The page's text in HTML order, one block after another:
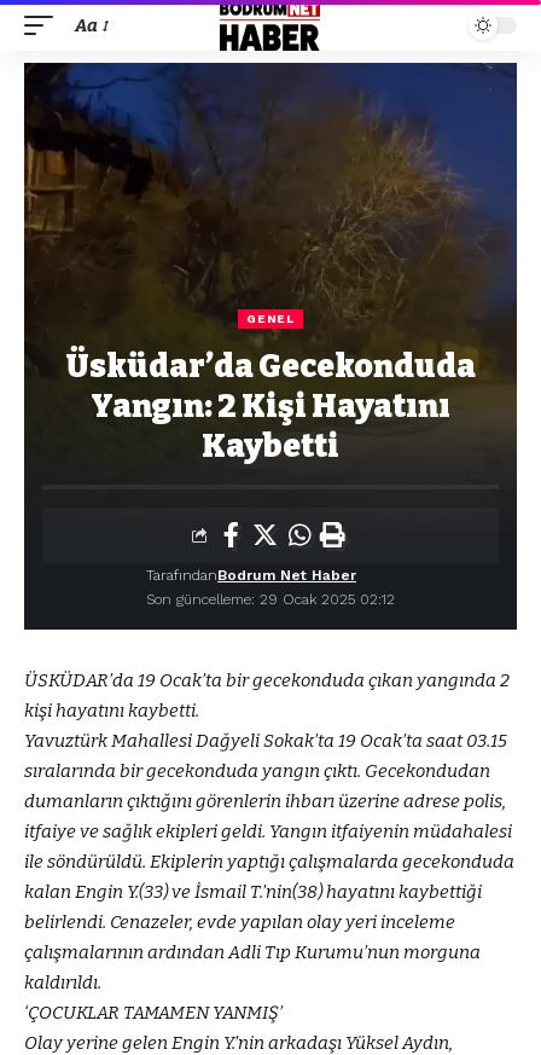
Aa
GENEL
Üsküdar’da Gecekonduda
Yangın: 2 Kişi Hayatını
Kaybetti
Son güncelleme: 29 Ocak 2025 02:12
TarafındanBodrum Net Haber
ÜSKÜDAR’da 19 Ocak’ta bir gecekonduda çıkan yangında 2
kişi hayatını kaybetti.
Yavuztürk Mahallesi Dağyeli Sokak’ta 19 Ocak’ta saat 03.15
sıralarında bir gecekonduda yangın çıktı. Gecekondudan
dumanların çıktığını görenlerin ihbarı üzerine adrese polis,
itfaiye ve sağlık ekipleri geldi. Yangın itfaiyenin müdahalesi
ile söndürüldü. Ekiplerin yaptığı çalışmalarda gecekonduda
kalan Engin Y.(33) ve İsmail T.’nin(38) hayatını kaybettiği
belirlendi. Cenazeler, evde yapılan olay yeri inceleme
çalışmalarının ardından Adli Tıp Kurumu’nun morguna
kaldırıldı.
‘ÇOCUKLAR TAMAMEN YANMIŞ’
Olay yerine gelen Engin Y.’nin arkadaşı Yüksel Aydın,